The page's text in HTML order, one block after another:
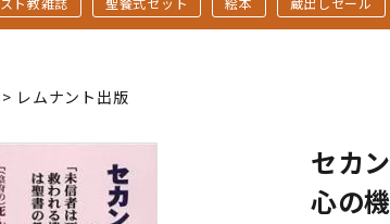
> レムナント出版
セカ
心の